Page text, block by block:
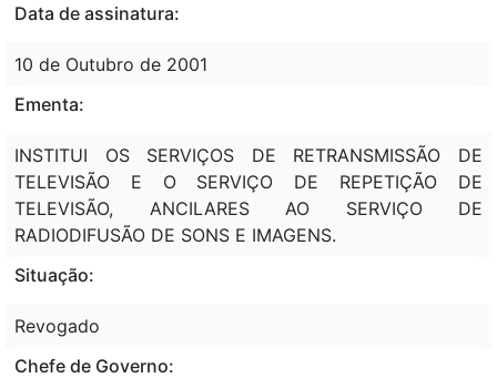
Data de assinatura:
10 de Outubro de 2001
Ementa:
INSTITUI OS SERVIÇOS DE RETRANSMISSÃO DE
TELEVISÃO E O SERVIÇO DE REPETIÇÃO DE
TELEVISÃO, ANCILARES AO SERVIÇO DE
RADIODIFUSÃO DE SONS E IMAGENS.
Situação:
Revogado
Chefe de Governo: